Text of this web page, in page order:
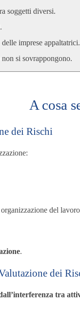
soggetti diversi.
imprese appaltatrici.
non si sovrappongono.
A cosa
dei Rischi
del
.
dei
tra